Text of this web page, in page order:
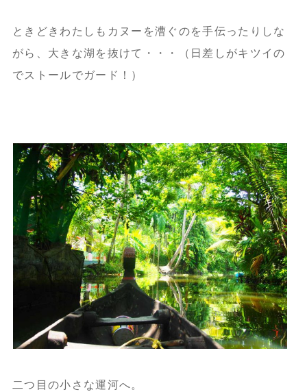
ときどきわたしもカヌーを漕ぐのを手伝ったりしな
がら、大きな湖を抜けて・・・
（日差しがキツイの
でストールでガード！）
二つ目の小さな運河へ。